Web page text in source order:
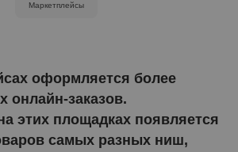
Маркетплейсы
оформляется более
онлайн-заказов.
этих площадках появляется
самых разных ниш,